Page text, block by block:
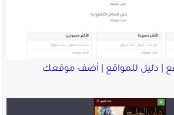
| دليل للمواقع | أضف موقعك